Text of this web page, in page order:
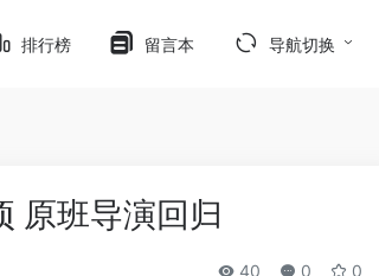
排行榜 留言本 导航切换
原班导演回归
40 0 0